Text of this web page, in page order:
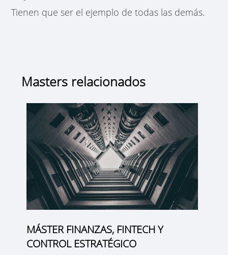
Tienen que ser el ejemplo de todas las demás.
Masters relacionados
MÁSTER FINANZAS, FINTECH Y
CONTROL ESTRATÉGICO